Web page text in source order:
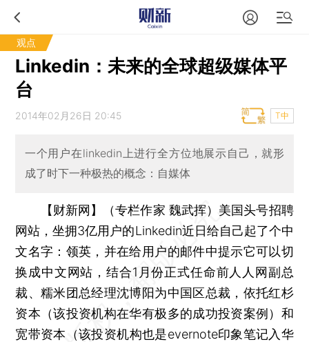
观点
Linkedin：未来的全球超级媒体平
台
2014年02月26日 20:45 T中
一个用户在linkedin上进行全方位地展示自己，就形
成了时下一种极热的概念：自媒体
【财新网】（专栏作家 魏武挥） 美国头号招聘
网站，坐拥3亿用户的Linkedin近日给自己起了个中
文名字：领英，并在给用户的邮件中提示它可以切
换成中文网站，结合1月份正式任命前人人网副总
裁、糯米团总经理沈博阳为中国区总裁，依托红杉
资本（该投资机构在华有极多的成功投资案例）和
宽带资本（该投资机构也是evernote印象笔记入华